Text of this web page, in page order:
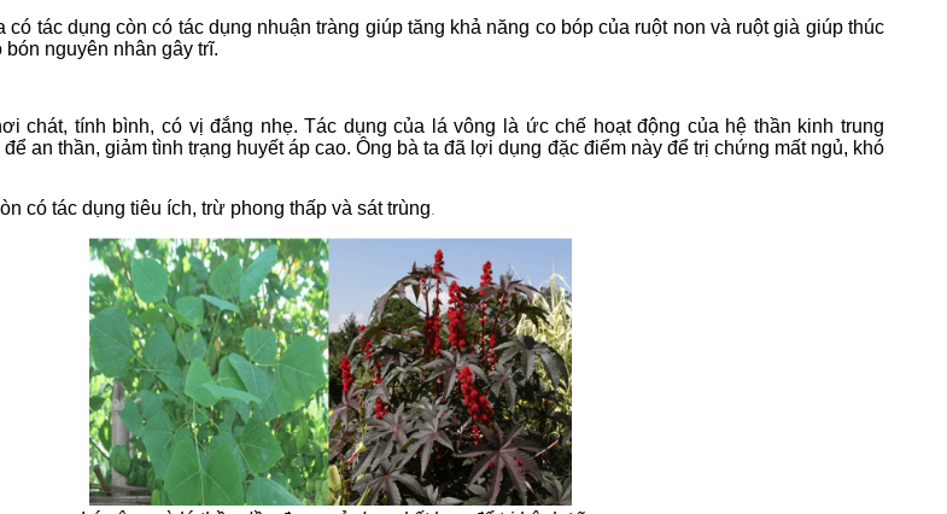
có tác dụng còn có tác dụng nhuận tràng giúp tăng khả năng co bóp của ruột non và ruột già giúp thúc
nguyên nhân gây trĩ.
chát, tính bình, có vị đắng nhẹ. Tác dụng của lá vông là ức chế hoạt động của hệ thần kinh trung
an thần, giảm tình trạng huyết áp cao. Ông bà ta đã lợi dụng đặc điểm này để trị chứng mất ngủ, khó
có tác dụng tiêu ích, trừ phong thấp và sát trùng